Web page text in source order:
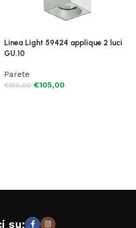
Linea Light 59424 applique 2 luci
GU.10
Parete
€150,00 €105,00
su: